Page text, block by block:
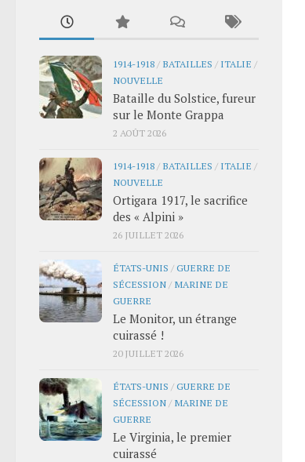
1914-1918 / BATAILLES / ITALIE /
NOUVELLE
Bataille du Solstice, fureur
sur le Monte Grappa
2 AOÛT 2026
1914-1918 / BATAILLES / ITALIE /
NOUVELLE
Ortigara 1917, le sacrifice
des « Alpini »
26 JUILLET 2026
ÉTATS-UNIS /GUERRE DE
SÉCESSION / MARINE DE
GUERRE
Le Monitor, un étrange
cuirassé !
20 JUILLET 2026
ÉTATS-UNIS /GUERRE DE
SÉCESSION / MARINE DE
GUERRE
Le Virginia, le premier
cuirassé